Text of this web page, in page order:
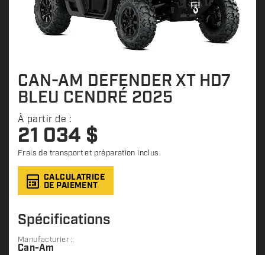
CAN-AM DEFENDER XT HD7
BLEU CENDRÉ 2025
À partir de :
21 034 $
Frais de transport et préparation inclus.
CALCULATRICE
DE PAIEMENT
Spécifications
Manufacturier :
Can-Am